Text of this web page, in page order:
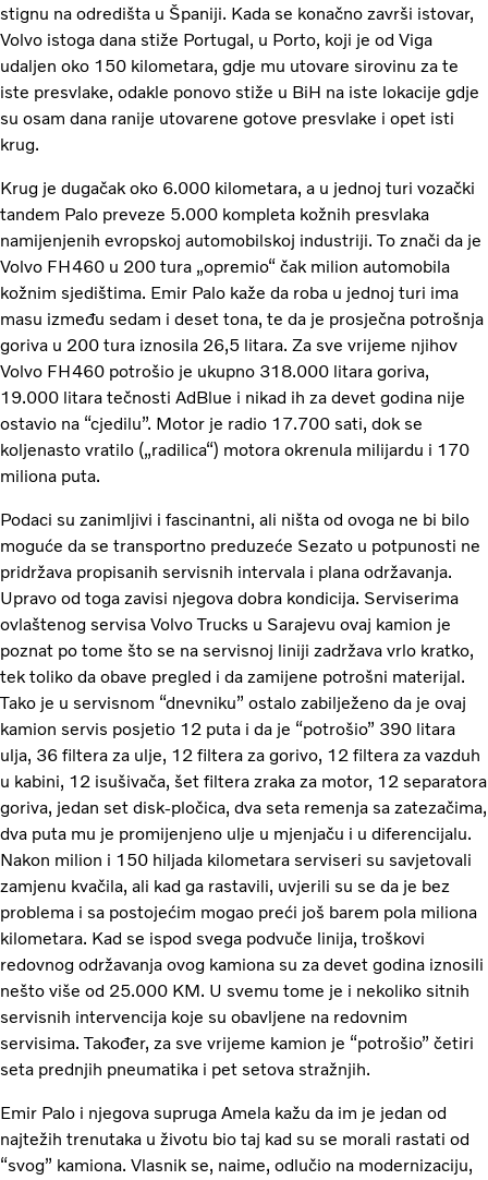
stignu na odredišta u Španiji. Kada se konačno završi istovar,
Volvo istoga dana stiže Portugal, u Porto, koji je od Viga
udaljen oko 150 kilometara, gdje mu utovare sirovinu za te
iste presvlake, odakle ponovo stiže u BiH na iste lokacije gdje
su osam dana ranije utovarene gotove presvlake i opet isti
krug.
Krug je dugačak oko 6.000 kilometara, a u jednoj turi vozački
tandem Palo preveze 5.000 kompleta kožnih presvlaka
namijenjenih evropskoj automobilskoj industriji. To znači da je
Volvo FH460 u 200 tura „opremio“ čak milion automobila
kožnim sjedištima. Emir Palo kaže da roba u jednoj turi ima
masu između sedam i deset tona, te da je prosječna potrošnja
goriva u 200 tura iznosila 26,5 litara. Za sve vrijeme njihov
Volvo FH460 potrošio je ukupno 318.000 litara goriva,
19.000 litara tečnosti AdBlue i nikad ih za devet godina nije
ostavio na “cjedilu”. Motor je radio 17.700 sati, dok se
koljenasto vratilo („radilica“) motora okrenula milijardu i 170
miliona puta.
Podaci su zanimljivi i fascinantni, ali ništa od ovoga ne bi bilo
moguće da se transportno preduzeće Sezato u potpunosti ne
pridržava propisanih servisnih intervala i plana održavanja.
Upravo od toga zavisi njegova dobra kondicija. Serviserima
ovlaštenog servisa Volvo Trucks u Sarajevu ovaj kamion je
poznat po tome što se na servisnoj liniji zadržava vrlo kratko,
tek toliko da obave pregled i da zamijene potrošni materijal.
Tako je u servisnom “dnevniku” ostalo zabilježeno da je ovaj
kamion servis posjetio 12 puta i da je “potrošio” 390 litara
ulja, 36 filtera za ulje, 12 filtera za gorivo, 12 filtera za vazduh
u kabini, 12 isušivača, šet filtera zraka za motor, 12 separatora
goriva, jedan set disk-pločica, dva seta remenja sa zatezačima,
dva puta mu je promijenjeno ulje u mjenjaču i u diferencijalu.
Nakon milion i 150 hiljada kilometara serviseri su savjetovali
zamjenu kvačila, ali kad ga rastavili, uvjerili su se da je bez
problema i sa postojećim mogao preći još barem pola miliona
kilometara. Kad se ispod svega podvuče linija, troškovi
redovnog održavanja ovog kamiona su za devet godina iznosili
nešto više od 25.000 KM. U svemu tome je i nekoliko sitnih
servisnih intervencija koje su obavljene na redovnim
servisima. Također, za sve vrijeme kamion je “potrošio” četiri
seta prednjih pneumatika i pet setova stražnjih.
Emir Palo i njegova supruga Amela kažu da im je jedan od
najtežih trenutaka u životu bio taj kad su se morali rastati od
“svog” kamiona. Vlasnik se, naime, odlučio na modernizaciju,